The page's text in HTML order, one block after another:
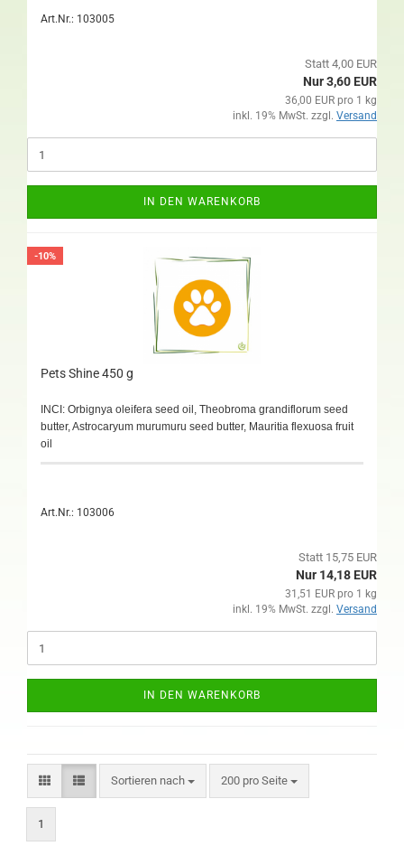
Art.Nr.: 103005
Statt 4,00 EUR
Nur 3,60 EUR
36,00 EUR pro 1 kg
inkl. 19% MwSt. zzgl. Versand
IN DEN WARENKORB
-10%
Pets Shine 450 g
INCI: Orbignya oleifera seed oil, Theobroma grandiflorum seed
butter, Astrocaryum murumuru seed butter, Mauritia flexuosa fruit
oil
Art.Nr.: 103006
Statt 15,75 EUR
Nur 14,18 EUR
31,51 EUR pro 1 kg
inkl. 19% MwSt. zzgl. Versand
IN DEN WARENKORB
Sortieren nach 200 pro Seite
1